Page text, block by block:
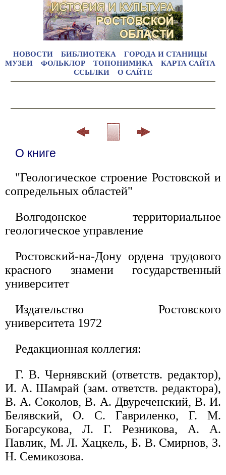
НОВОСТИ БИБЛИОТЕКА
ГОРОДА И СТАНИЦЫ
МУЗЕИ
ФОЛЬКЛОР ТОПОНИМИКА
КАРТА САЙТА
ССЫЛКИ
О САЙТЕ
О книге
"Геологическое строение Ростовской и
сопредельных областей"
Волгодонское территориальное
геологическое управление
Ростовский-на-Дону ордена трудового
красного знамени государственный
университет
Издательство Ростовского
университета 1972
Редакционная коллегия:
Г. В. Чернявский (ответств. редактор),
И. А. Шамрай (зам. ответств. редактора),
В. А. Соколов, В. А. Двуреченский, В. И.
Белявский, О. С. Гавриленко, Г. М.
Богарсукова, Л. Г. Резникова, А. А.
Павлик, М. Л. Хацкель, Б. В. Смирнов, З.
Н. Семикозова.